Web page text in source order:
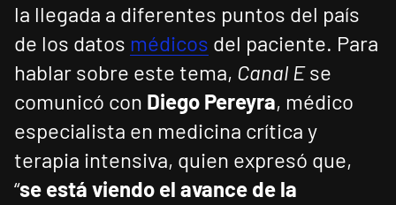
la llegada a diferentes puntos del país
de los datos médicos del paciente. Para
hablar sobre este tema, Canal Ese
comunicó con Diego Pereyra, médico
especialista en medicina crítica y
terapia intensiva, quien expresó que,
“se está viendo el avance de la